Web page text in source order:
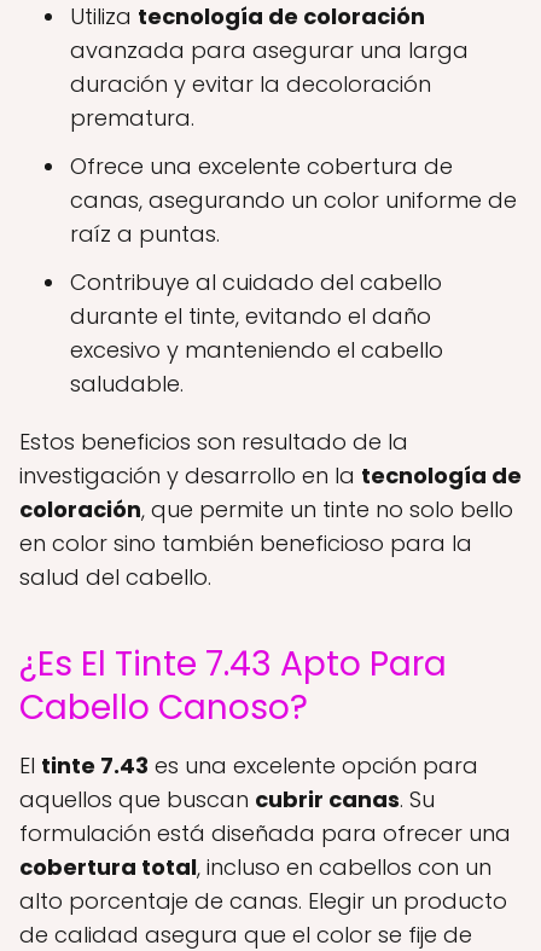
Utiliza tecnología de coloración
avanzada para asegurar una larga
duración y evitar la decoloración
prematura.
Ofrece una excelente cobertura de
canas, asegurando un color uniforme de
raíz a puntas.
Contribuye al cuidado del cabello
durante el tinte, evitando el daño
excesivo y manteniendo el cabello
saludable.
Estos beneficios son resultado de la
investigación y desarrollo en la tecnología de
coloración, que permite un tinte no solo bello
en color sino también beneficioso para la
salud del cabello.
¿Es El Tinte 7.43 Apto Para
Cabello Canoso?
El tinte 7.43 es una excelente opción para
aquellos que buscan cubrir canas. Su
formulación está diseñada para ofrecer una
cobertura total, incluso en cabellos con un
alto porcentaje de canas. Elegir un producto
de calidad asegura que el color se fije de